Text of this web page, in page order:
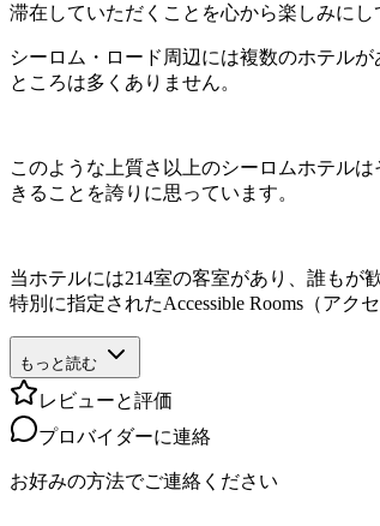
滞在していただくことを心から楽しみに
シーロム・ロード周辺には複数のホテル
ところは多くありません。
このような上質さ以上のシーロムホテル
きることを誇りに思っています。
当ホテルには214室の客室があり、誰もが
特別に指定されたAccessible Rooms（アク
もっと読む
レビューと評価
プロバイダーに連絡
お好みの方法でご連絡ください